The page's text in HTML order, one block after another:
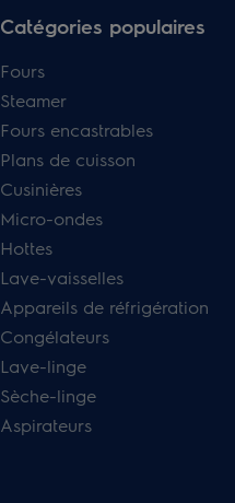
Catégories populaires
Fours
Steamer
Fours encastrables
Plans de cuisson
Cusinières
Micro-ondes
Hottes
Lave-vaisselles
Appareils de réfrigération
Congélateurs
Lave-linge
Sèche-linge
Aspirateurs